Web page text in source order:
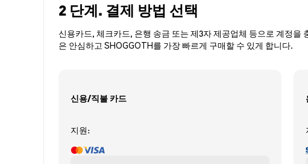
2 단계. 결제 방법 선택
신용카드, 체크카드, 은행 송금 또는 제3자 제공업체 등으로 계정
은 안심하고 SHOGGOTH를 가장 빠르게 구매할 수 있게 합니다.
신용/직불 카드
지원: